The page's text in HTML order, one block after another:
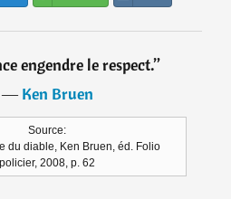
engendre le respect.”
―Ken Bruen
Source:
du diable, Ken Bruen, éd. Folio
policier, 2008, p. 62